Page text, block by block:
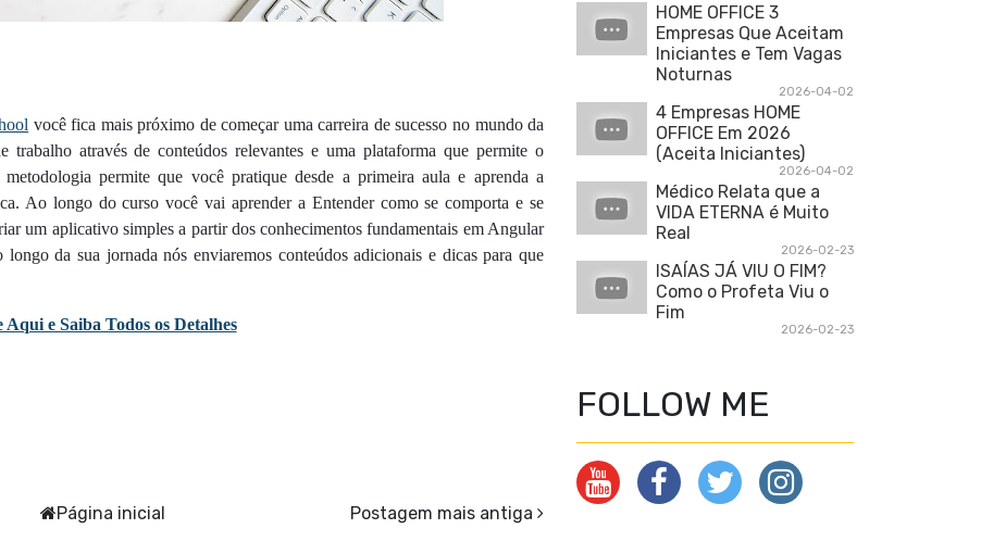
você fica mais próximo de começar uma carreira de sucesso no mundo da
através de conteúdos relevantes e uma plataforma que permite o
permite que você pratique desde a primeira aula e aprenda a
Ao longo do curso você vai aprender a Entender como se comporta e se
um aplicativo simples a partir dos conhecimentos fundamentais em Angular
da sua jornada nós enviaremos conteúdos adicionais e dicas para que
Aqui e Saiba Todos os Detalhes
Postagem mais antiga
Página inicial
HOME OFFICE 3
Empresas Que Aceitam
Iniciantes e Tem Vagas
Noturnas
2026-04-02
4 Empresas HOME
OFFICE Em 2026
(Aceita Iniciantes)
2026-04-02
Médico Relata que a
VIDA ETERNA é Muito
Real
2026-02-23
ISAÍAS JÁ VIU O FIM?
Como o Profeta Viu o
Fim
2026-02-23
FOLLOW ME